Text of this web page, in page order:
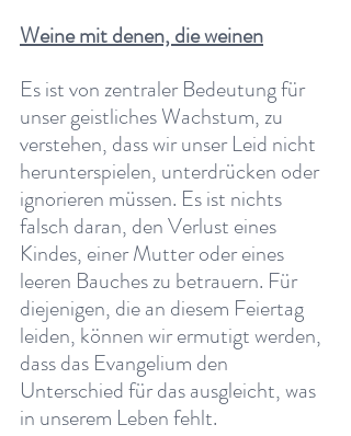
Weine mit denen, die weinen
Es ist von zentraler Bedeutung für
unser geistliches Wachstum, zu
verstehen, dass wir unser Leid nicht
herunterspielen, unterdrücken oder
ignorieren müssen. Es ist nichts
falsch daran, den Verlust eines
Kindes, einer Mutter oder eines
leeren Bauches zu betrauern. Für
diejenigen, die an diesem Feiertag
leiden, können wir ermutigt werden,
dass das Evangelium den
Unterschied für das ausgleicht, was
in unserem Leben fehlt.